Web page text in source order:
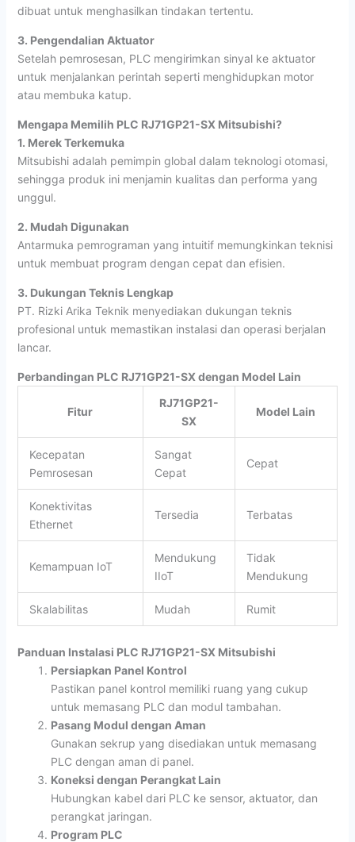
dibuat untuk menghasilkan tindakan tertentu.
3. Pengendalian Aktuator
Setelah pemrosesan, PLC mengirimkan sinyal ke aktuator
untuk menjalankan perintah seperti menghidupkan motor
atau membuka katup.
Mengapa Memilih PLC RJ71GP21-SX Mitsubishi?
1. Merek Terkemuka
Mitsubishi adalah pemimpin global dalam teknologi otomasi,
sehingga produk ini menjamin kualitas dan performa yang
unggul.
2. Mudah Digunakan
Antarmuka pemrograman yang intuitif memungkinkan teknisi
untuk membuat program dengan cepat dan efisien.
3. Dukungan Teknis Lengkap
PT. Rizki Arika Teknik menyediakan dukungan teknis
profesional untuk memastikan instalasi dan operasi berjalan
lancar.
Perbandingan PLC RJ71GP21-SX dengan Model Lain
Fitur
RJ71GP21-
SX
Model Lain
Kecepatan
Pemrosesan
Sangat
Cepat
Cepat
Konektivitas
Ethernet
Tersedia Terbatas
Kemampuan IoT
Mendukung
IIoT
Tidak
Mendukung
Skalabilitas Mudah Rumit
Panduan Instalasi PLC RJ71GP21-SX Mitsubishi
Persiapkan Panel Kontrol
Pastikan panel kontrol memiliki ruang yang cukup
untuk memasang PLC dan modul tambahan.
Pasang Modul dengan Aman
Gunakan sekrup yang disediakan untuk memasang
PLC dengan aman di panel.
Koneksi dengan Perangkat Lain
Hubungkan kabel dari PLC ke sensor, aktuator, dan
perangkat jaringan.
Program PLC